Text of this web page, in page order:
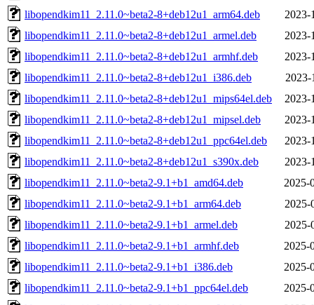
libopendkim11_2.11.0~beta2-8+deb12u1_arm64.deb
2023-
libopendkim11_2.11.0~beta2-8+deb12u1_armel.deb
2023-
libopendkim11_2.11.0~beta2-8+deb12u1_armhf.deb
2023-
libopendkim11_2.11.0~beta2-8+deb12u1_i386.deb
2023-
libopendkim11_2.11.0~beta2-8+deb12u1_mips64el.deb
2023-
libopendkim11_2.11.0~beta2-8+deb12u1_mipsel.deb
2023-
libopendkim11_2.11.0~beta2-8+deb12u1_ppc64el.deb
2023-
libopendkim11_2.11.0~beta2-8+deb12u1_s390x.deb
2023-
libopendkim11_2.11.0~beta2-9.1+b1_amd64.deb
2025-
libopendkim11_2.11.0~beta2-9.1+b1_arm64.deb
2025-
libopendkim11_2.11.0~beta2-9.1+b1_armel.deb
2025-
libopendkim11_2.11.0~beta2-9.1+b1_armhf.deb
2025-
libopendkim11_2.11.0~beta2-9.1+b1_i386.deb
2025-
libopendkim11_2.11.0~beta2-9.1+b1_ppc64el.deb
2025-